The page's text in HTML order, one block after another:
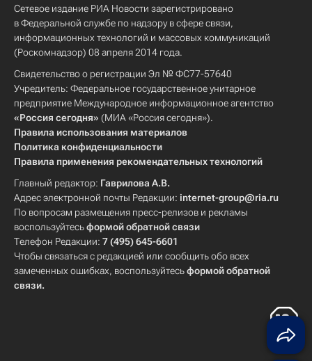
Сетевое издание РИА Новости зарегистрировано
в Федеральной службе по надзору в сфере связи,
информационных технологий и массовых коммуникаций
(Роскомнадзор) 08 апреля 2014 года.
Свидетельство о регистрации Эл № ФС77-57640
Учредитель: Федеральное государственное унитарное
предприятие Международное информационное агентство
«Россия сегодня» (МИА «Россия сегодня»).
Правила использования материалов
Политика конфиденциальности
Правила применения рекомендательных технологий
Главный редактор: Гаврилова А.В.
Адрес электронной почты Редакции: internet-group@ria.ru
По вопросам размещения пресс-релизов и рекламы
воспользуйтесьформой обратной связи
Телефон Редакции: 7 (495) 645-6601
Чтобы связаться с редакцией или сообщить обо всех
замеченных ошибках, воспользуйтесьформой обратной
связи.